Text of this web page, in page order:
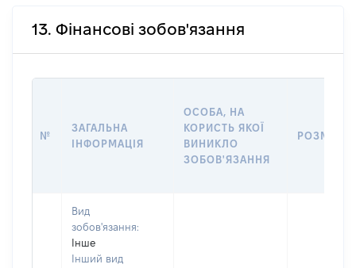
13. Фінансові зобов'язання
№
ЗАГАЛЬНА
ІНФОРМАЦІЯ
ОСОБА, НА
КОРИСТЬ ЯКОЇ
ВИНИКЛО
ЗОБОВ'ЯЗАННЯ
РОЗМІР
Вид
зобов'язання:
Інше
Інший вид